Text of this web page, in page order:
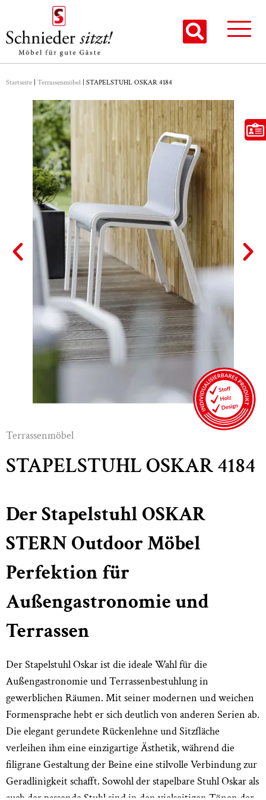
Startseite | Terrassenmöbel | STAPELSTUHL OSKAR 4184
Terrassenmöbel
STAPELSTUHL OSKAR 4184
Der Stapelstuhl OSKAR
STERN Outdoor Möbel
Perfektion für
Außengastronomie und
Terrassen
Der Stapelstuhl Oskar ist die ideale Wahl für die
Außengastronomie und Terrassenbestuhlung in
gewerblichen Räumen. Mit seiner modernen und weichen
Formensprache hebt er sich deutlich von anderen Serien ab.
Die elegant gerundete Rückenlehne und Sitzfläche
verleihen ihm eine einzigartige Ästhetik, während die
filigrane Gestaltung der Beine eine stilvolle Verbindung zur
Geradlinigkeit schafft. Sowohl der stapelbare Stuhl Oskar als